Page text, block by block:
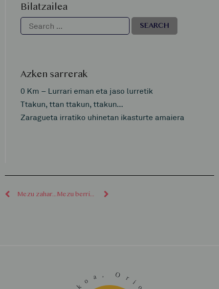
Bilatzailea
Azken sarrerak
0 Km – Lurrari eman eta jaso lurretik
Ttakun, ttan ttakun, ttakun…
Zaragueta irratiko uhinetan ikasturte amaiera
Mezu zaharragoak Mezu berriagoak